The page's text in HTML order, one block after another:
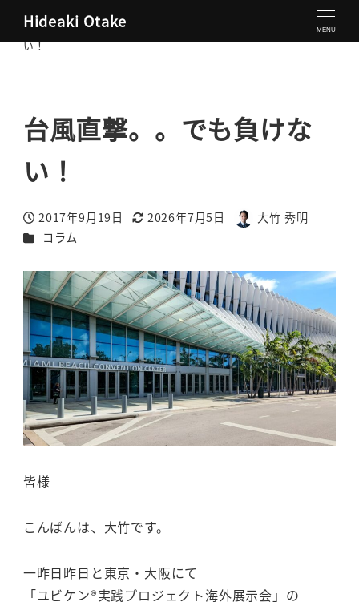
Hideaki Otake MENU
大竹秀明 公式サイト
台風直撃。。でも負けな
い！
台風直撃。。でも負けな
い！
投稿日
2017年9月19日
更新日
2026年7月5日
著
大竹 秀明
カテゴリー
コラム
皆様
こんばんは、大竹です。
一昨日昨日と東京・大阪にて
「ユビケン®実践プロジェクト海外展示会」の